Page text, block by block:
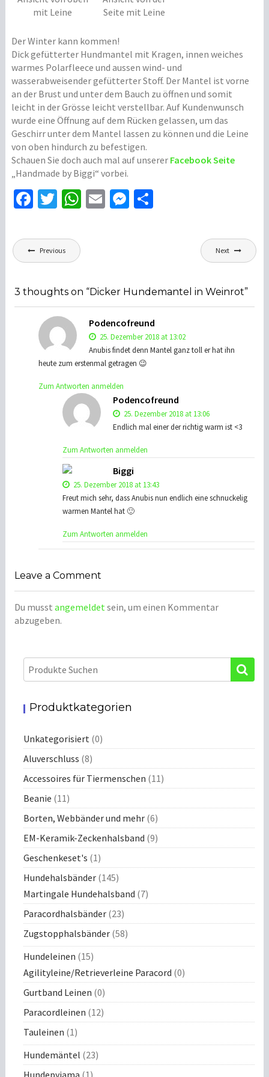
e
B
i
i
r
,
H
d
a
n
mit Leine
Seite mit Leine
Der Winter kann kommen!
Dick gefütterter Hundmantel mit Kragen, innen weiches
warmes Polarfleece und aussen wind- und
wasserabweisender gefütterter Stoff. Der Mantel ist vorne
an der Brust und unter dem Bauch zu öffnen und somit
leicht in der Grösse leicht verstellbar. Auf Kundenwunsch
wurde eine Öffnung auf dem Rücken gelassen, um das
Geschirr unter dem Mantel lassen zu können und die Leine
von oben hindurch zu befestigen.
Schauen Sie doch auch mal auf unserer Facebook Seite
„Handmade by Biggi“ vorbei.
Fa
b
o
k
T
tt
er
W
p
E
M
r
Beitragsnavigation
Previous Next
3 thoughts on “Dicker Hundemantel in Weinrot”
Podencofreund
25. Dezember 2018 at 13:02
Anubis findet denn Mantel ganz toll er hat ihn
heute zum erstenmal getragen 😉
Zum Antworten anmelden
Podencofreund
25. Dezember 2018 at 13:06
Endlich mal einer der richtig warm ist <3
Zum Antworten anmelden
Biggi
25. Dezember 2018 at 13:43
Freut mich sehr, dass Anubis nun endlich eine schnuckelig
warmen Mantel hat 🙂
Zum Antworten anmelden
Leave a Comment
Du musstangemeldetsein, um einen Kommentar
abzugeben.
Produktkategorien
Unkategorisiert (0)
Aluverschluss (8)
Accessoires für Tiermenschen (11)
Beanie (11)
Borten, Webbänder und mehr (6)
EM-Keramik-Zeckenhalsband (9)
Geschenkeset's (1)
Hundehalsbänder (145)
Martingale Hundehalsband (7)
Paracordhalsbänder (23)
Zugstopphalsbänder (58)
Hundeleinen (15)
Agilityleine/Retrieverleine Paracord (0)
Gurtband Leinen (0)
Paracordleinen (12)
Tauleinen (1)
Hundemäntel (23)
Hundepyjama (1)